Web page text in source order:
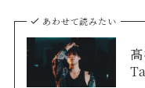
あわせて読みたい